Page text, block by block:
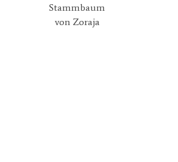
Stammbaum
von Zoraja